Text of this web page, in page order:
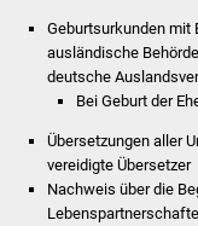
Geburtsurkunden mit
ausländische
deutsche
Bei Geburt der
Übersetzungen aller
vereidigte Übersetzer
Nachweis über die